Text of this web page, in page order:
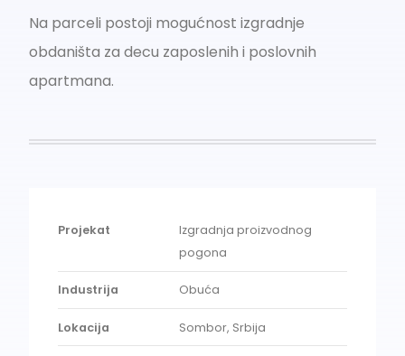
Na parceli postoji mogućnost izgradnje
obdaništa za decu zaposlenih i poslovnih
apartmana.
Projekat
Izgradnja proizvodnog
pogona
Industrija Obuća
Lokacija Sombor, Srbija